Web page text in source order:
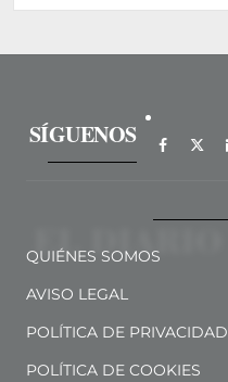
SÍGUENOS
QUIÉNES SOMOS
AVISO LEGAL
POLÍTICA DE PRIVACIDAD
POLÍTICA DE COOKIES